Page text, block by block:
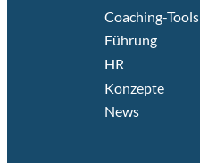
Coaching-Tools
Führung
HR
Konzepte
News